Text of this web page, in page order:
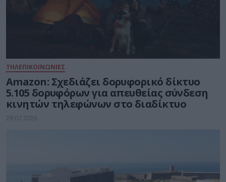
ΤΗΛΕΠΙΚΟΙΝΩΝΙΕΣ
Amazon: Σχεδιάζει δορυφορικό δίκτυο
5.105 δορυφόρων για απευθείας σύνδεση
κινητών τηλεφώνων στο διαδίκτυο
28.07.2026